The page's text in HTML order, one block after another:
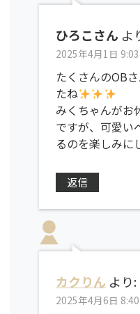
ひろこさん よ
2025年4月1日
たくさんのOB
たね
みくちゃんがお
ですが、可愛い
るのを楽しみに
返信
カクりん より:
2025年4月6日